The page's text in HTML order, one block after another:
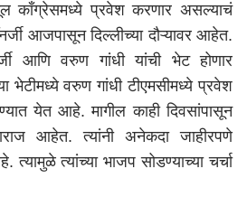
काँग्रेसमध्ये प्रवेश करणार असल्याचं
आजपासून दिल्लीच्या दौऱ्यावर आहेत.
आणि वरुण गांधी यांची भेट होणार
वरुण गांधी टीएमसीमध्ये प्रवेश
येत आहे. मागील काही दिवसांपासून
आहेत. त्यांनी अनेकदा जाहीरपणे
त्यांच्या भाजप सोडण्याच्या चर्चा